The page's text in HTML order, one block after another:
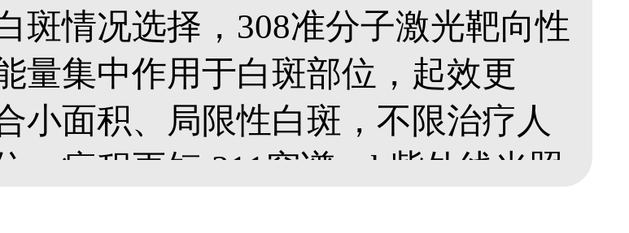
斑情况选择，308准分子激光靶向性
量集中作用于白斑部位，起效更
小面积、局限性白斑，不限治疗人
，疗程更短;311窄谱uvb紫外线光照